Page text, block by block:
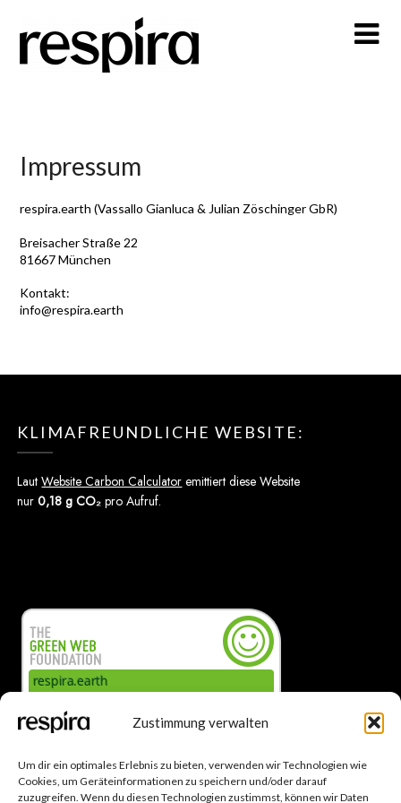
Zustimmung verwalten
Um dir ein optimales Erlebnis zu bieten, verwenden wir Technologien wie
Cookies, um Geräteinformationen zu speichern und/oder darauf
zuzugreifen. Wenn du diesen Technologien zustimmst, können wir Daten
content
Impressum
respira.earth (Vassallo Gianluca & Julian Zöschinger GbR)
Breisacher Straße 22
81667 München
Kontakt:
info@respira.earth
KLIMAFREUNDLICHE WEBSITE:
LautWebsite Carbon Calculator emittiert diese Website
nur0,18 g CO₂ pro Aufruf.